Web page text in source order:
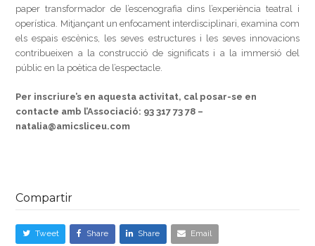
paper transformador de l’escenografia dins l’experiència teatral i
operística. Mitjançant un enfocament interdisciplinari, examina com
els espais escènics, les seves estructures i les seves innovacions
contribueixen a la construcció de significats i a la immersió del
públic en la poètica de l’espectacle.
Per inscriure’s en aquesta activitat, cal posar-se en
contacte amb l’Associació: 93 317 73 78 –
natalia@amicsliceu.com
Compartir
Tweet Share Share Email